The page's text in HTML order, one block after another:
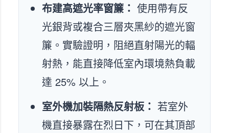
布建高遮光率窗簾： 使用帶有反
光銀背或複合三層夾黑紗的遮光窗
簾。實驗證明，阻絕直射陽光的輻
射熱，能直接降低室內環境熱負載
達 25% 以上。
室外機加裝隔熱反射板： 若室外
機直接暴露在烈日下，可在其頂部